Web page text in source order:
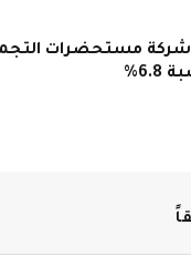
شركة مستحضرات